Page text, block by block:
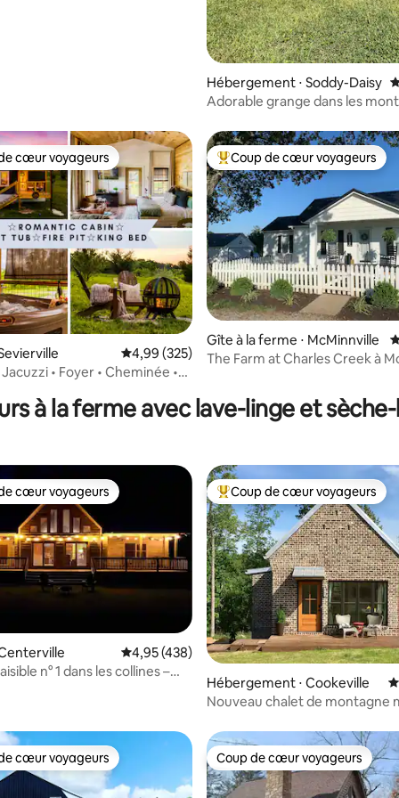
Hébergement ⋅ Soddy-Daisy
Adorable grange dans les
base de 282 commentaires : 4,97 sur 5
cœur voyageurs les plus appréciés
cœur voyageurs
Évaluation moyenne sur la base de 325
4,99 (325)
• Foyer • Cheminée •
Coups de cœur voyageurs les
Coup de cœur voyageurs
Gîte à la ferme ⋅ McMinnville
The Farm at Charles Creek à
à la ferme avec lave-linge et
base de 778 commentaires : 4,97 sur 5
cœur voyageurs les plus appréciés
cœur voyageurs
Évaluation moyenne sur la base de 438
4,95 (438)
n° 1 dans les collines –
Coups de cœur voyageurs les
Coup de cœur voyageurs
Hébergement ⋅ Cookeville
Nouveau chalet de montagne
cœur voyageurs les plus appréciés
cœur voyageurs Coup de cœur voyageurs
Coup de cœur voyageurs